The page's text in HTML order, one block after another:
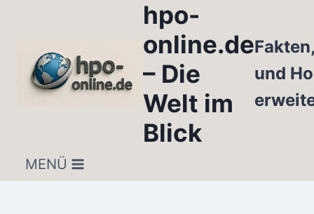
hpo-
online.de
– Die
Welt im
Blick
und
MENÜ